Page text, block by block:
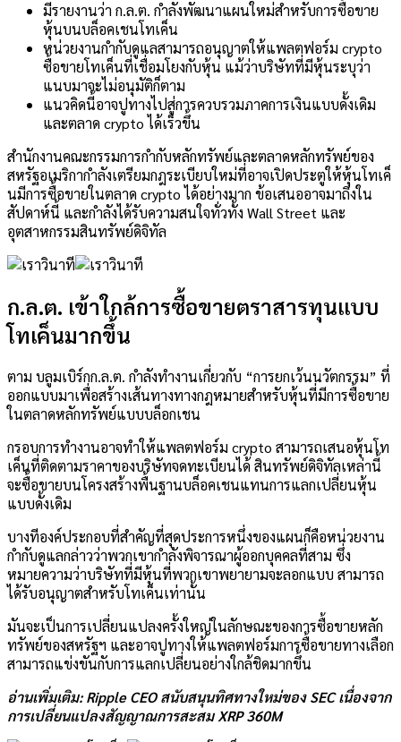
มีรายงานว่า ก.ล.ต. กำลังพัฒนาแผนใหม่สำหรับการซื้อขาย
หุ้นบนบล็อคเชนโทเค็น
หน่วยงานกำกับดูแลสามารถอนุญาตให้แพลตฟอร์ม crypto
ซื้อขายโทเค็นที่เชื่อมโยงกับหุ้น แม้ว่าบริษัทที่มีหุ้นระบุว่า
แนบมาจะไม่อนุมัติก็ตาม
แนวคิดนี้อาจปูทางไปสู่การควบรวมภาคการเงินแบบดั้งเดิม
และตลาด crypto ได้เร็วขึ้น
สำนักงานคณะกรรมการกำกับหลักทรัพย์และตลาดหลักทรัพย์ของ
สหรัฐอเมริกากำลังเตรียมกฎระเบียบใหม่ที่อาจเปิดประตูให้หุ้นโทเค็
นมีการซื้อขายในตลาด crypto ได้อย่างมาก ข้อเสนออาจมาถึงใน
สัปดาห์นี้ และกำลังได้รับความสนใจทั่วทั้ง Wall Street และ
อุตสาหกรรมสินทรัพย์ดิจิทัล
ก.ล.ต. เข้าใกล้การซื้อขายตราสารทุนแบบ
โทเค็นมากขึ้น
ตาม บลูมเบิร์กก.ล.ต. กำลังทำงานเกี่ยวกับ “การยกเว้นนวัตกรรม” ที่
ออกแบบมาเพื่อสร้างเส้นทางทางกฎหมายสำหรับหุ้นที่มีการซื้อขาย
ในตลาดหลักทรัพย์แบบบล็อกเชน
กรอบการทำงานอาจทำให้แพลตฟอร์ม crypto สามารถเสนอหุ้นโท
เค็นที่ติดตามราคาของบริษัทจดทะเบียนได้ สินทรัพย์ดิจิทัลเหล่านี้
จะซื้อขายบนโครงสร้างพื้นฐานบล็อคเชนแทนการแลกเปลี่ยนหุ้น
แบบดั้งเดิม
บางทีองค์ประกอบที่สำคัญที่สุดประการหนึ่งของแผนก็คือหน่วยงาน
กำกับดูแลกล่าวว่าพวกเขากำลังพิจารณาผู้ออกบุคคลที่สาม ซึ่ง
หมายความว่าบริษัทที่มีหุ้นที่พวกเขาพยายามจะลอกแบบ สามารถ
ได้รับอนุญาตสำหรับโทเค็นเท่านั้น
มันจะเป็นการเปลี่ยนแปลงครั้งใหญ่ในลักษณะของการซื้อขายหลัก
ทรัพย์ของสหรัฐฯ และอาจปูทางให้แพลตฟอร์มการซื้อขายทางเลือก
สามารถแข่งขันกับการแลกเปลี่ยนอย่างใกล้ชิดมากขึ้น
อ่านเพิ่มเติม: Ripple CEO สนับสนุนทิศทางใหม่ของ SEC เนื่องจาก
การเปลี่ยนแปลงสัญญาณการสะสม XRP 360M